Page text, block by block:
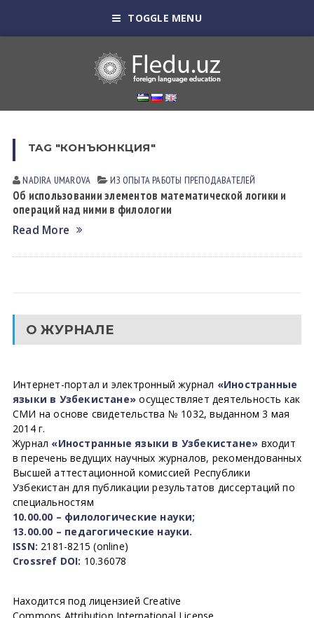
TOGGLE MENU
TAG "КОНЪЮНКЦИЯ"
NADIRA UMАROVА ИЗ ОПЫТА РАБОТЫ ПРЕПОДАВАТЕЛЕЙ
Об использовании элементов математической логики и
операций над ними в филологии
Read More
О ЖУРНАЛЕ
Интернет-портал и электронный журнал «Иностранные
языки в Узбекистане» осуществляет деятельность как
СМИ на основе свидетельства № 1032, выданном 3 мая
2014 г.
Журнал «Иностранные языки в Узбекистане» входит
в перечень ведущих научных журналов, рекомендованных
Высшей аттестационной комиссией Республики
Узбекистан для публикации результатов диссертаций по
специальностям
10.00.00 – филологические науки;
13.00.00 – педагогические науки.
ISSN: 2181-8215 (online)
Crossref DOI: 10.36078
Находится под лицензией Creative